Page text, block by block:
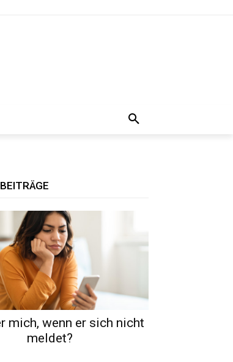
mich, wenn er sich nicht
meldet?